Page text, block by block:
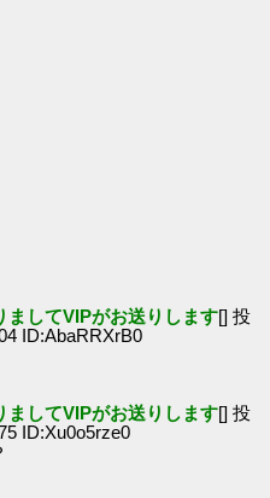
ましてVIPがお送りします[] 投
ID:AbaRRXrB0
ましてVIPがお送りします[] 投
ID:Xu0o5rze0